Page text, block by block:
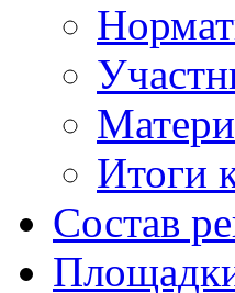
Итоги
Состав